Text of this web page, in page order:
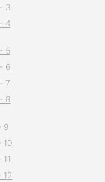
3
4
5
6
7
8
9
10
12